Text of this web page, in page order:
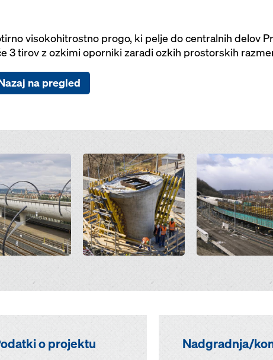
visokohitrostno progo, ki pelje do centralnih delov
3 tirov z ozkimi oporniki zaradi ozkih prostorskih
na pregled
Open Open
o projektu Nadgradnja/